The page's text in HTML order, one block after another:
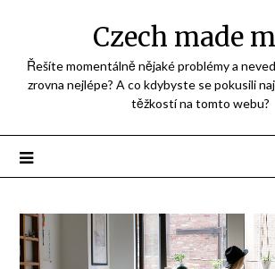
obsah
Czech made
Řešíte momentálně nějaké problémy a
zrovna nejlépe? A co kdybyste se pokusili
těžkostí na tomto webu?